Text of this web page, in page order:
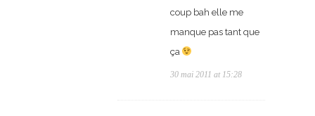
coup bah elle me
manque pas tant que
ça
30 mai 2011 at 15:28